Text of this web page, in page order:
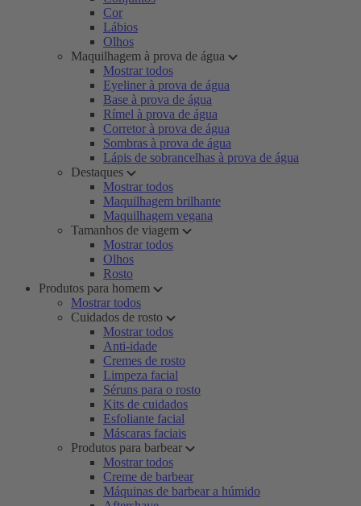
Cor
Lábios
Olhos
Maquilhagem à prova de água
Mostrar todos
Eyeliner à prova de água
Base à prova de água
Rímel à prova de água
Corretor à prova de água
Sombras à prova de água
Lápis de sobrancelhas à prova de água
Destaques
Mostrar todos
Maquilhagem brilhante
Maquilhagem vegana
Tamanhos de viagem
Mostrar todos
Olhos
Rosto
Produtos para homem
Mostrar todos
Cuidados de rosto
Mostrar todos
Anti-idade
Cremes de rosto
Limpeza facial
Séruns para o rosto
Kits de cuidados
Esfoliante facial
Máscaras faciais
Produtos para barbear
Mostrar todos
Creme de barbear
Máquinas de barbear a húmido